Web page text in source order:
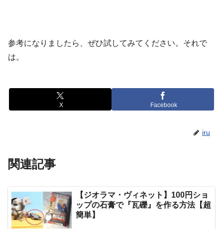
参考になりましたら、ぜひ試してみてください。それで
は。
X Facebook
iru
関連記事
【ジオラマ・ヴィネット】100円ショ
ップの石膏で『瓦礫』を作る方法【超
簡単】